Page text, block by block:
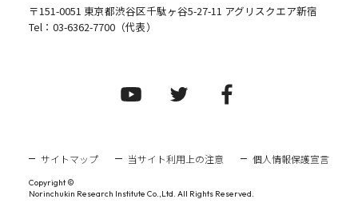
〒151-0051 東京都渋谷区千駄ヶ谷5-27-11 アグリスクエア新宿
Tel： 03-6362-7700（代表）
サイトマップ 当サイト利用上の注意 個人情報保護宣言
Copyright ©
Norinchukin Research Institute Co.,Ltd. All Rights Reserved.